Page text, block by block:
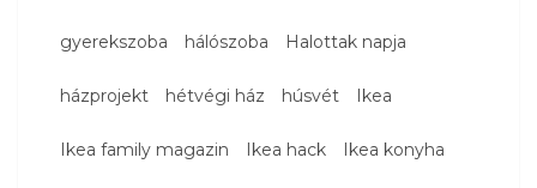
gyerekszoba hálószoba Halottak napja
házprojekt hétvégi ház húsvét Ikea
Ikea family magazin Ikea hack Ikea konyha